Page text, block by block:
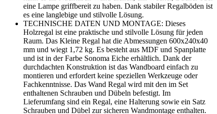
eine Lampe griffbereit zu haben. Dank stabiler Regalböden ist
es eine langlebige und stilvolle Lösung.
TECHNISCHE DATEN UND MONTAGE: Dieses
Holzregal ist eine praktische und stilvolle Lösung für jeden
Raum. Das Kleine Regal hat die Abmessungen 600x240x40
mm und wiegt 1,72 kg. Es besteht aus MDF und Spanplatte
und ist in der Farbe Sonoma Eiche erhältlich. Dank der
durchdachten Konstruktion ist das Wandboard einfach zu
montieren und erfordert keine speziellen Werkzeuge oder
Fachkenntnisse. Das Wand Regal wird mit den im Set
enthaltenen Schrauben und Dübeln befestigt. Im
Lieferumfang sind ein Regal, eine Halterung sowie ein Satz
Schrauben und Dübel zur sicheren Wandmontage enthalten.